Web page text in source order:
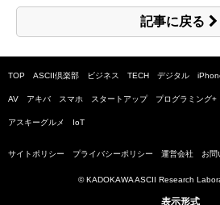
記事に戻る
TOP ASCII倶楽部 ビジネス TECH デジタル
AV アキバ スマホ スタートアップ プログラミング+
アスキーグルメ IoT
サイトポリシー プライバシーポリシー 運営会社 お問
© KADOKAWA ASCII Research
表示形式